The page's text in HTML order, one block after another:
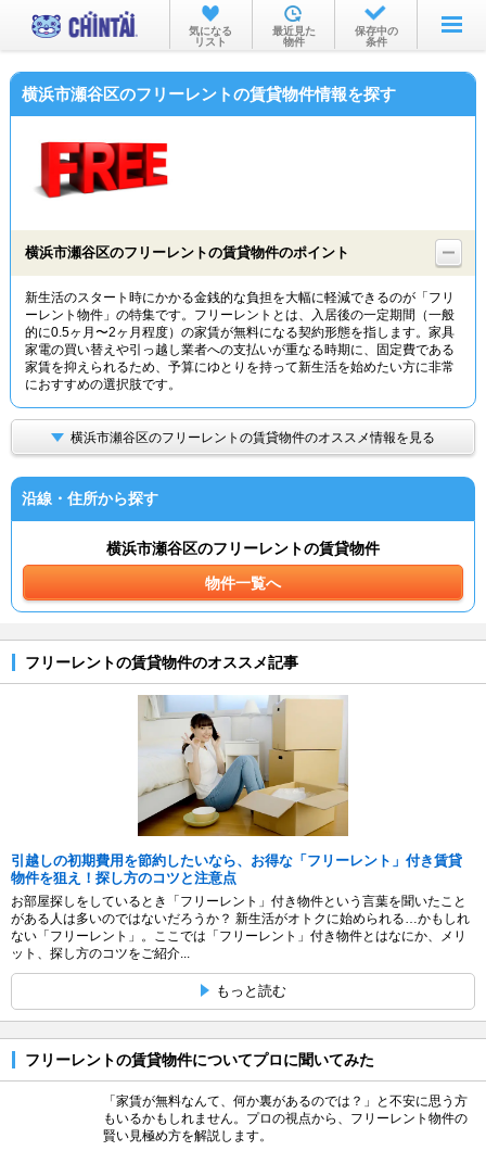
お部屋を探す
沿線・駅から
物件特集から
TOP
気になる
リスト
最近見た
物件
保存中の
条件
横浜市瀬谷区のフリーレントの賃貸物件情報を探す
横浜市瀬谷区のフリーレントの賃貸物件のポイント
新生活のスタート時にかかる金銭的な負担を大幅に軽減できるのが「フリ
ーレント物件」の特集です。フリーレントとは、入居後の一定期間（一般
的に0.5ヶ月〜2ヶ月程度）の家賃が無料になる契約形態を指します。家具
家電の買い替えや引っ越し業者への支払いが重なる時期に、固定費である
家賃を抑えられるため、予算にゆとりを持って新生活を始めたい方に非常
におすすめの選択肢です。
横浜市瀬谷区のフリーレントの賃貸物件のオススメ情報を見る
沿線・住所から探す
横浜市瀬谷区のフリーレントの賃貸物件
物件一覧へ
フリーレントの賃貸物件のオススメ記事
引越しの初期費用を節約したいなら、お得な「フリーレント」付き賃貸
物件を狙え！探し方のコツと注意点
お部屋探しをしているとき「フリーレント」付き物件という言葉を聞いたこと
がある人は多いのではないだろうか？ 新生活がオトクに始められる…かもしれ
ない「フリーレント」。ここでは「フリーレント」付き物件とはなにか、メリ
ット、探し方のコツをご紹介...
もっと読む
フリーレントの賃貸物件についてプロに聞いてみた
「家賃が無料なんて、何か裏があるのでは？」と不安に思う方
もいるかもしれません。プロの視点から、フリーレント物件の
賢い見極め方を解説します。